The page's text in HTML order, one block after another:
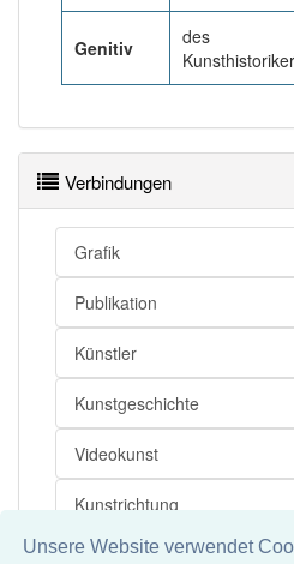
Unsere Website verwendet
Genitiv
des
Verbindungen
Grafik
Publikation
Künstler
Kunstgeschichte
Videokunst
Kunstrichtung
Geisteswissenschaftler